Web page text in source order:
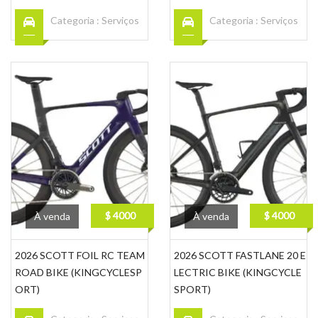
Categoria : Serviços Categoria : Serviços
À venda $ 4000
2026 SCOTT FOIL RC TEAM
ROAD BIKE (KINGCYCLESP
ORT)
À venda $ 4000
2026 SCOTT FASTLANE 20 E
LECTRIC BIKE (KINGCYCLE
SPORT)